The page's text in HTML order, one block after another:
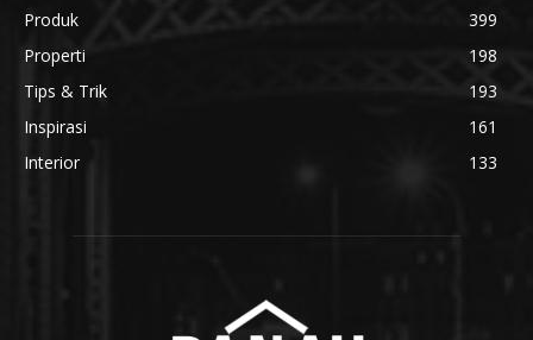
Produk
399
Properti
198
Tips & Trik
193
Inspirasi
161
Interior
133